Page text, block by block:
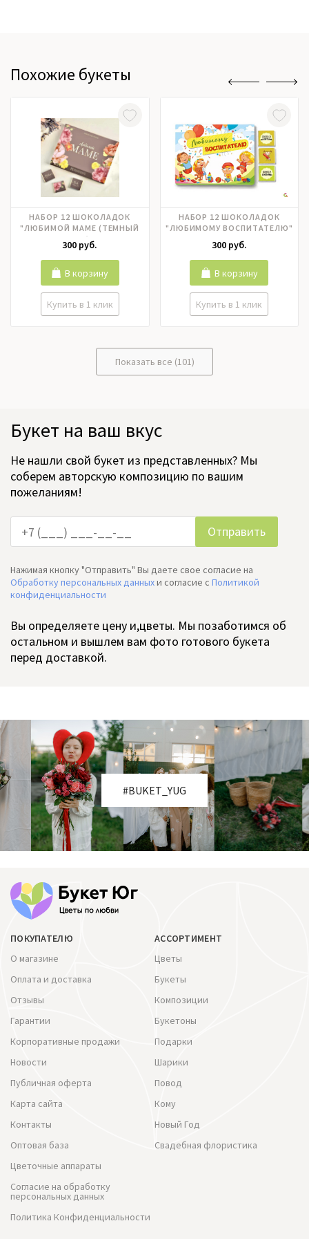
Похожие букеты
НАБОР 12 ШОКОЛАДОК
"ЛЮБИМОЙ МАМЕ (ТЕМНЫЙ
ФОН)"
300 руб.
Купить в 1 клик
В корзину
НАБОР 12 ШОКОЛАДОК
"ЛЮБИМОМУ ВОСПИТАТЕЛЮ"
300 руб.
Купить в 1 клик
В корзину
Показать все (101)
Букет на ваш вкус
Не нашли свой букет из представленных? Мы
соберем авторскую композицию по вашим
пожеланиям!
Нажимая кнопку "Отправить" Вы даете свое согласие на
Обработку персональных данныхи согласие c Политикой
конфиденциальности
Вы определяете цену и,цветы. Мы позаботимся об
остальном и вышлем вам фото готового букета
перед доставкой.
#BUKET_YUG
ПОКУПАТЕЛЮ
О магазине
Оплата и доставка
Отзывы
Гарантии
Корпоративные продажи
Новости
Публичная оферта
Карта сайта
Контакты
Оптовая база
Цветочные аппараты
Согласие на обработку
персональных данных
Политика Конфиденциальности
АССОРТИМЕНТ
Цветы
Букеты
Композиции
Букетоны
Подарки
Шарики
Повод
Кому
Новый Год
Свадебная флористика